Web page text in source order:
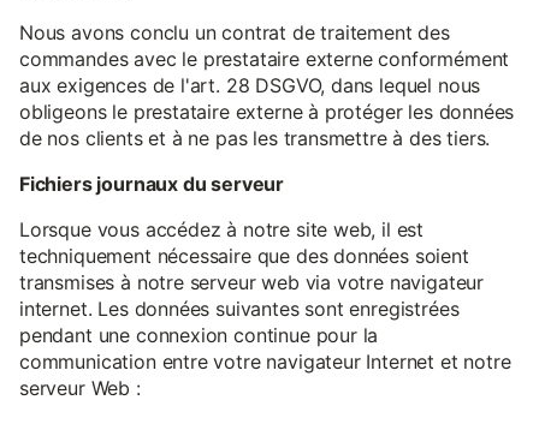
Nous avons conclu un contrat de traitement des
commandes avec le prestataire externe conformément
aux exigences de l'art. 28 DSGVO, dans lequel nous
obligeons le prestataire externe à protéger les données
de nos clients et à ne pas les transmettre à des tiers.
Fichiers journaux du serveur
Lorsque vous accédez à notre site web, il est
techniquement nécessaire que des données soient
transmises à notre serveur web via votre navigateur
internet. Les données suivantes sont enregistrées
pendant une connexion continue pour la
communication entre votre navigateur Internet et notre
serveur Web :